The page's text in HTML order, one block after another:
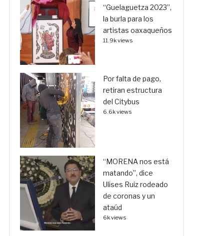
“Guelaguetza 2023”,
la burla para los
artistas oaxaqueños
11.9k views
Por falta de pago,
retiran estructura
del Citybus
6.6k views
“MORENA nos está
matando”, dice
Ulises Ruiz rodeado
de coronas y un
ataúd
6k views